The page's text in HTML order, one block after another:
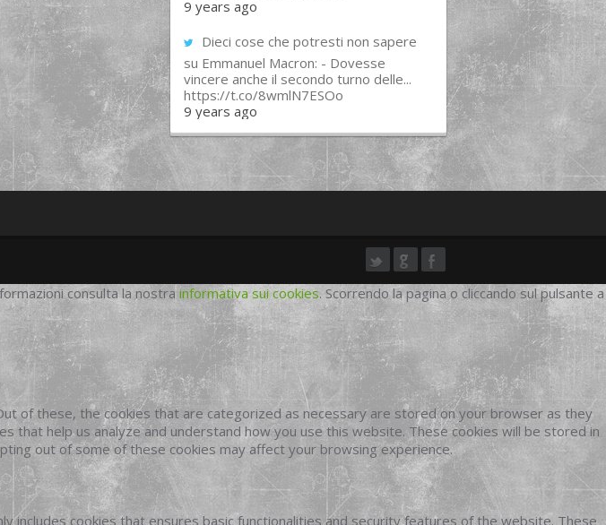
9 years ago
Dieci cose che potresti non sapere
su Emmanuel Macron: - Dovesse
vincere anche il secondo turno delle...
https://t.co/8wmlN7ESOo
9 years ago
consulta la nostra informativa sui cookies. Scorrendo la pagina o cliccando sul pulsante a
of these, the cookies that are categorized as necessary are stored on your browser as they
help us analyze and understand how you use this website. These cookies will be stored in
out of some of these cookies may affect your browsing experience.
cookies that ensures basic functionalities and security features of the website. These